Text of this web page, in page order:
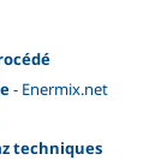
- Enermix.net
techniques